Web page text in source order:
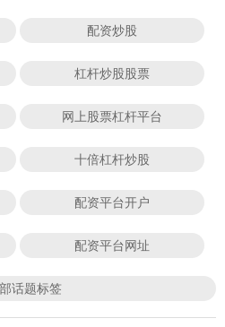
配资炒股
杠杆炒股股票
网上股票杠杆平台
十倍杠杆炒股
配资平台开户
配资平台网址
话题标签